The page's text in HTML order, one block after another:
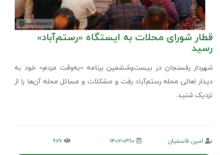
قطار شورای محلات به ایستگاه «رستم‌آباد»
رسید
شهردار رفسنجان در بیست‌و‌ششمین برنامه «به‌وقت مردم» خود به
دیدار اهالی محله رستم‌آباد رفت و مشکلات و مسائل محله آن‌ها را از
نزدیک شنید.
امین قاسمیان ۹۷۶